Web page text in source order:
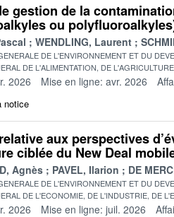
gestion de la
ou
WENDLING, Laurent
DE L'ENVIRONNEMENT ET DU
DE L'ALIMENTATION, DE
2026 Mise en ligne: avr. 2026
notice
aux perspectives
ciblée du New Deal
Agnès PAVEL, Ilarion DE
DE L'ENVIRONNEMENT ET DU
DE L'ECONOMIE, DE L'INDUSTRIE, DE
2026 Mise en ligne: juil. 2026